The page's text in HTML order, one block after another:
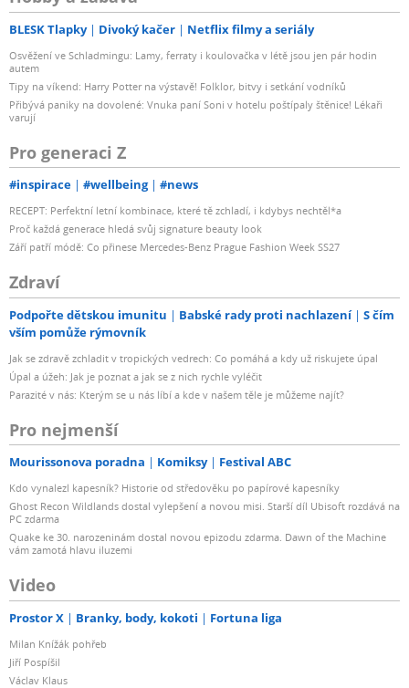
BLESK Tlapky Divoký kačer Netflix filmy a seriály
Osvěžení ve Schladmingu: Lamy, ferraty i koulovačka v létě jsou jen pár hodin
autem
Tipy na víkend: Harry Potter na výstavě! Folklor, bitvy i setkání vodníků
Přibývá paniky na dovolené: Vnuka paní Soni v hotelu poštípaly štěnice! Lékaři
varují
Pro generaci Z
#inspirace #wellbeing #news
RECEPT: Perfektní letní kombinace, které tě zchladí, i kdybys nechtěl*a
Proč každá generace hledá svůj signature beauty look
Září patří módě: Co přinese Mercedes-Benz Prague Fashion Week SS27
Zdraví
Podpořte dětskou imunitu Babské rady proti nachlazení
S čím
vším pomůže rýmovník
Jak se zdravě zchladit v tropických vedrech: Co pomáhá a kdy už riskujete úpal
Úpal a úžeh: Jak je poznat a jak se z nich rychle vyléčit
Parazité v nás: Kterým se u nás líbí a kde v našem těle je můžeme najít?
Pro nejmenší
Mourissonova poradna Komiksy Festival ABC
Kdo vynalezl kapesník? Historie od středověku po papírové kapesníky
Ghost Recon Wildlands dostal vylepšení a novou misi. Starší díl Ubisoft rozdává na
PC zdarma
Quake ke 30. narozeninám dostal novou epizodu zdarma. Dawn of the Machine
vám zamotá hlavu iluzemi
Video
Prostor X Branky, body, kokoti Fortuna liga
Milan Knížák pohřeb
Jiří Pospíšil
Václav Klaus